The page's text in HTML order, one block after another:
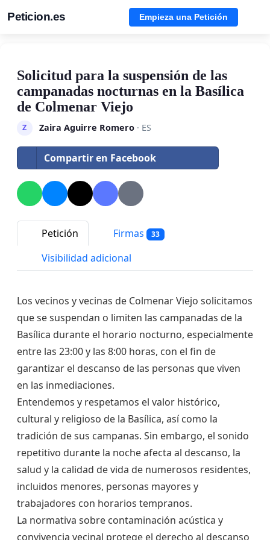
Peticion.es Empieza una Petición
Solicitud para la suspensión de las
campanadas nocturnas en la Basílica
de Colmenar Viejo
Z Zaira Aguirre Romero· ES
Compartir en Facebook
Petición Firmas 33
Visibilidad adicional
Los vecinos y vecinas de Colmenar Viejo solicitamos
que se suspendan o limiten las campanadas de la
Basílica durante el horario nocturno, especialmente
entre las 23:00 y las 8:00 horas, con el fin de
garantizar el descanso de las personas que viven
en las inmediaciones.
Entendemos y respetamos el valor histórico,
cultural y religioso de la Basílica, así como la
tradición de sus campanas. Sin embargo, el sonido
repetitivo durante la noche afecta al descanso, la
salud y la calidad de vida de numerosos residentes,
incluidos menores, personas mayores y
trabajadores con horarios tempranos.
La normativa sobre contaminación acústica y
convivencia vecinal protege el derecho al descanso